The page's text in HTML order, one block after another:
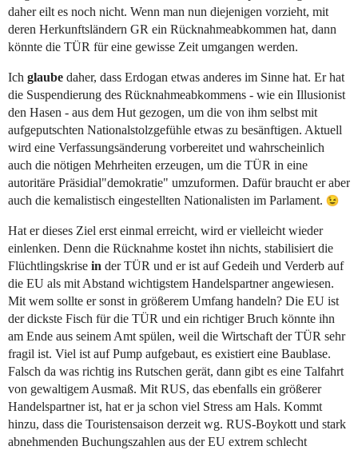
daher eilt es noch nicht. Wenn man nun diejenigen vorzieht, mit
deren Herkunftsländern GR ein Rücknahmeabkommen hat, dann
könnte die TÜR für eine gewisse Zeit umgangen werden.
Ich glaube daher, dass Erdogan etwas anderes im Sinne hat. Er hat
die Suspendierung des Rücknahmeabkommens - wie ein Illusionist
den Hasen - aus dem Hut gezogen, um die von ihm selbst mit
aufgeputschten Nationalstolzgefühle etwas zu besänftigen. Aktuell
wird eine Verfassungsänderung vorbereitet und wahrscheinlich
auch die nötigen Mehrheiten erzeugen, um die TÜR in eine
autoritäre Präsidial"demokratie" umzuformen. Dafür braucht er aber
auch die kemalistisch eingestellten Nationalisten im Parlament.
Hat er dieses Ziel erst einmal erreicht, wird er vielleicht wieder
einlenken. Denn die Rücknahme kostet ihn nichts, stabilisiert die
Flüchtlingskrise in der TÜR und er ist auf Gedeih und Verderb auf
die EU als mit Abstand wichtigstem Handelspartner angewiesen.
Mit wem sollte er sonst in größerem Umfang handeln? Die EU ist
der dickste Fisch für die TÜR und ein richtiger Bruch könnte ihn
am Ende aus seinem Amt spülen, weil die Wirtschaft der TÜR sehr
fragil ist. Viel ist auf Pump aufgebaut, es existiert eine Baublase.
Falsch da was richtig ins Rutschen gerät, dann gibt es eine Talfahrt
von gewaltigem Ausmaß. Mit RUS, das ebenfalls ein größerer
Handelspartner ist, hat er ja schon viel Stress am Hals. Kommt
hinzu, dass die Touristensaison derzeit wg. RUS-Boykott und stark
abnehmenden Buchungszahlen aus der EU extrem schlecht